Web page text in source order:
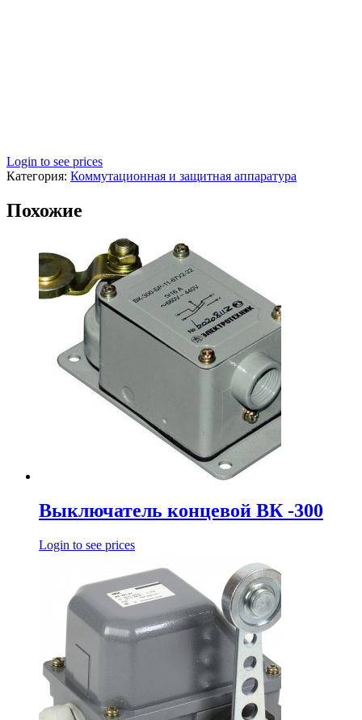
Login to see prices
Категория: Коммутационная и защитная аппаратура
Похожие
Выключатель концевой ВК -300
Login to see prices